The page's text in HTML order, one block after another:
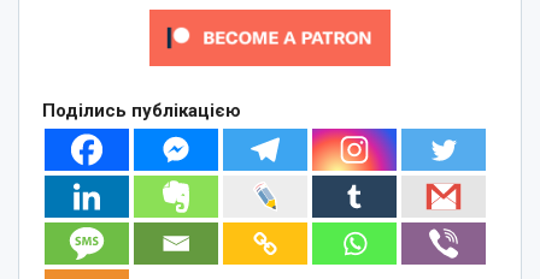
Поділись публікацією